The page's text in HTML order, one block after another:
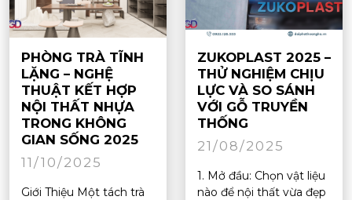
PHÒNG TRÀ TĨNH
LẶNG – NGHỆ
THUẬT KẾT HỢP
NỘI THẤT NHỰA
TRONG KHÔNG
GIAN SỐNG 2025
11/10/2025
Giới Thiệu Một tách trà
ZUKOPLAST 2025 –
THỬ NGHIỆM CHỊU
LỰC VÀ SO SÁNH
VỚI GỖ TRUYỀN
THỐNG
21/08/2025
1. Mở đầu: Chọn vật liệu
nào để nội thất vừa đẹp